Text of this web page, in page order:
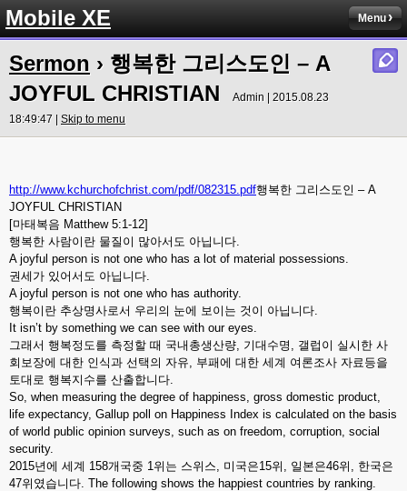
Mobile XE Menu
Sermon › 행복한 그리스도인 – A
JOYFUL CHRISTIAN
Admin | 2015.08.23
18:49:47 | Skip to menu
http://www.kchurchofchrist.com/pdf/082315.pdf행복한 그리스도인 – A
JOYFUL CHRISTIAN
[마태복음 Matthew 5:1-12]
행복한 사람이란 물질이 많아서도 아닙니다.
A joyful person is not one who has a lot of material possessions.
권세가 있어서도 아닙니다.
A joyful person is not one who has authority.
행복이란 추상명사로서 우리의 눈에 보이는 것이 아닙니다.
It isn’t by something we can see with our eyes.
그래서 행복정도를 측정할 때 국내총생산량, 기대수명, 갤럽이 실시한 사
회보장에 대한 인식과 선택의 자유, 부패에 대한 세계 여론조사 자료등을
토대로 행복지수를 산출합니다.
So, when measuring the degree of happiness, gross domestic product,
life expectancy, Gallup poll on Happiness Index is calculated on the basis
of world public opinion surveys, such as on freedom, corruption, social
security.
2015년에 세계 158개국중 1위는 스위스, 미국은15위, 일본은46위, 한국은
47위였습니다. The following shows the happiest countries by ranking.